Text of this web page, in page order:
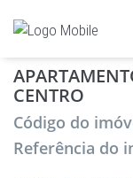
CENTRO
Código do
Referência do